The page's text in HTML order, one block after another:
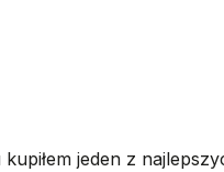
jeden z